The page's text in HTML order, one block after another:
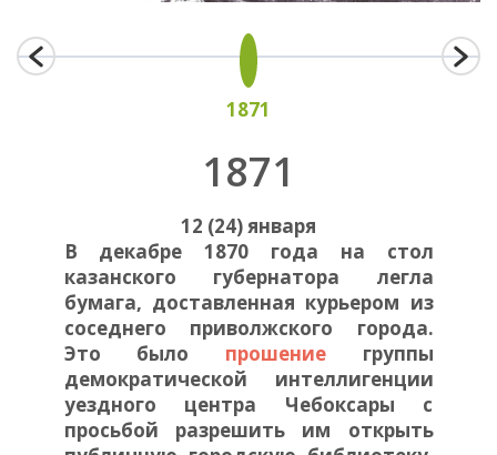
1871
1871
12 (24) января
В декабре 1870 года на стол
казанского губернатора легла
бумага, доставленная курьером из
соседнего приволжского города.
Это было прошениегруппы
демократической интеллигенции
уездного центра Чебоксары с
просьбой разрешить им открыть